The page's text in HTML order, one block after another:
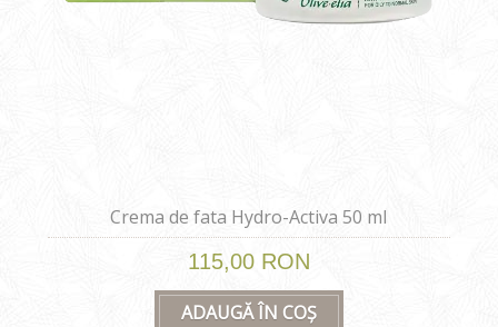
ADAUGĂ ÎN COȘ
Crema de fata Hydro-Activa 50 ml
115,00 RON